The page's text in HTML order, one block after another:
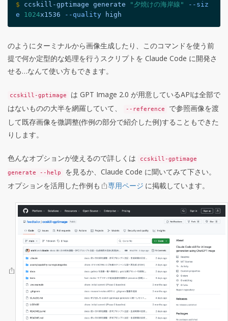
$ ccskill-gptimage generate "夕焼けの海岸線"
--siz
e
1024x1536 --quality high
のようにターミナルから画像生成したり、このコマンドを使う前
提で何か定型的な処理を行うスクリプトを Claude Code に開発さ
せる…なんて使い方もできます。
ccskill-gptimage
は GPT Image 2.0 が用意しているAPIは全部で
はないものの大半を網羅していて、
--reference
で参照画像を渡
して既存画像を微調整(作例の部分で紹介した例)することもできた
りします。
色んなオプションが使えるので詳しくは ccskill-gptimage
generate --help
を見るか、Claude Code に聞いてみて下さい。
オプションを活用した作例も
専用ページ に掲載しています。